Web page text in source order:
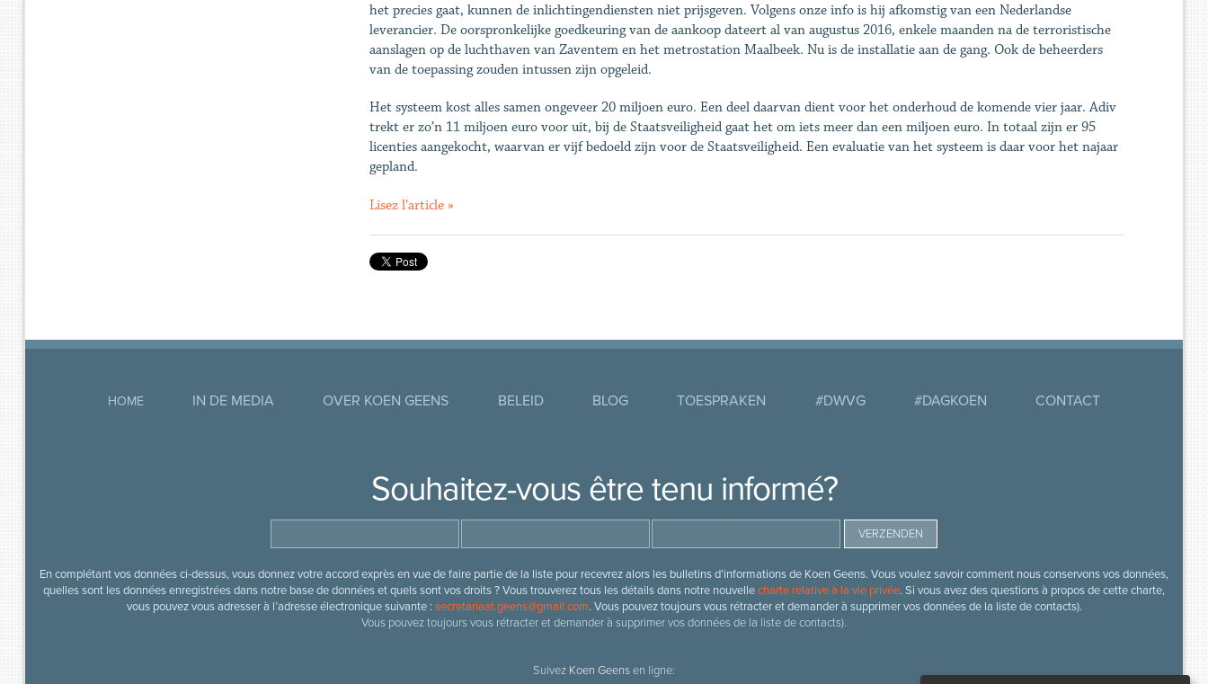
het precies gaat, kunnen de inlichtingendiensten niet prijsgeven. Volgens ­onze info is hij afkomstig van een Nederlandse
leverancier. De oorspronkelijke goedkeuring van de aankoop dateert al van augustus 2016, enkele maanden na de terroristische
aanslagen op de luchthaven van Zaventem en het metrostation Maalbeek. Nu is de installatie aan de gang. Ook de beheerders
van de toepassing zouden intussen zijn opgeleid.
Het systeem kost alles samen ongeveer 20 miljoen euro. Een deel daarvan dient voor het onderhoud de komende vier jaar. Adiv
trekt er zo’n 11 miljoen euro voor uit, bij de Staatsveiligheid gaat het om iets meer dan een miljoen euro. In totaal zijn er 95
licenties aangekocht, waarvan er vijf bedoeld zijn voor de Staatsveiligheid. Een evaluatie van het systeem is daar voor het najaar
gepland.
Lisez l'article »
HOME IN DE MEDIA OVER KOEN GEENS BELEID BLOG TOESPRAKEN #DWVG #DAGKOEN CONTACT
Souhaitez-vous être tenu informé?
En complétant vos données ci-dessus, vous donnez votre accord exprès en vue de faire partie de la liste pour recevrez alors les bulletins d’informations de Koen Geens. Vous voulez savoir comment nous conservons vos données,
quelles sont les données enregistrées dans notre base de données et quels sont vos droits ? Vous trouverez tous les détails dans notre nouvellecharte relative à la vie privée. Si vous avez des questions à propos de cette charte,
vous pouvez vous adresser à l’adresse électronique suivante : secretariaat.geens@gmail.com. Vous pouvez toujours vous rétracter et demander à supprimer vos données de la liste de contacts).
Vous pouvez toujours vous rétracter et demander à supprimer vos données de la liste de contacts).
Suivez Koen Geensen ligne: